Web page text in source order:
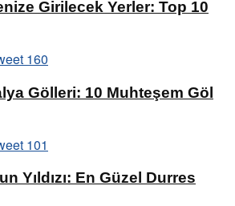
Girilecek Yerler: Top 10
160
Gölleri: 10 Muhteşem Göl
101
Yıldızı: En Güzel Durres